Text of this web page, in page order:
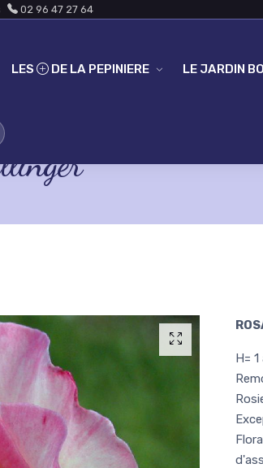
02 96 47 27 64
LES DE LA PEPINIERE LE JARDIN
H= 1